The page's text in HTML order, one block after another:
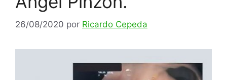
26/08/2020 por Ricardo Cepeda